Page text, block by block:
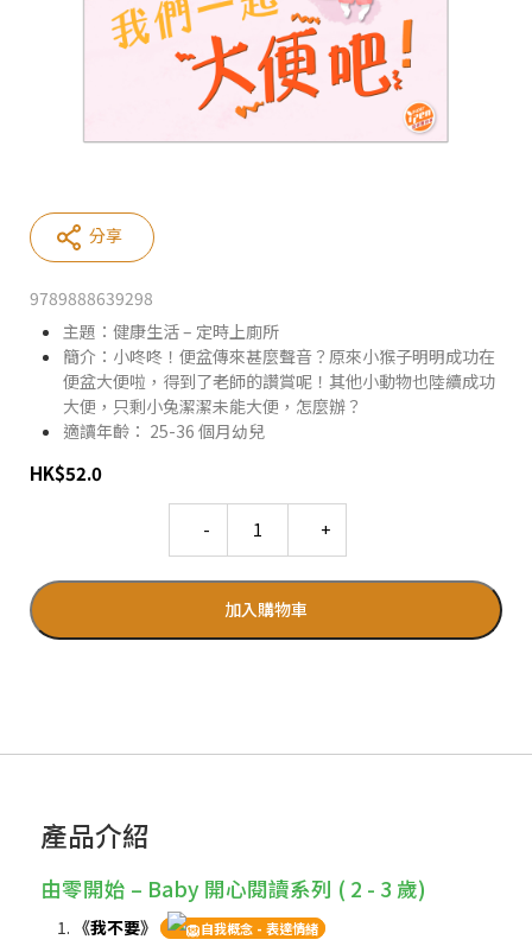
9789888639298
主題：健康生活 – 定時上廁所
簡介：小咚咚！便盆傳來甚麼聲音？原來小猴子明明成功在
便盆大便啦，得到了老師的讚賞呢！其他小動物也陸續成功
大便，只剩小兔潔潔未能大便，怎麼辦？
適讀年齡： 25-36 個月幼兒
HK$52.0
加入購物車
分享
產品介紹
由零開始 – Baby 開心閱讀系列 ( 2 - 3 歲)
《我不要》 自我概念 - 表達情緒